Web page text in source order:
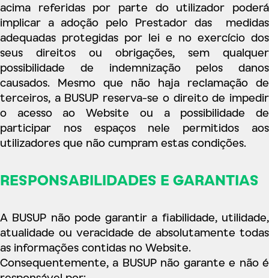
acima referidas por parte do utilizador poderá
implicar a adoção pelo Prestador das medidas
adequadas protegidas por lei e no exercício dos
seus direitos ou obrigações, sem qualquer
possibilidade de indemnização pelos danos
causados. Mesmo que não haja reclamação de
terceiros, a BUSUP reserva-se o direito de impedir
o acesso ao Website ou a possibilidade de
participar nos espaços nele permitidos aos
utilizadores que não cumpram estas condições.
RESPONSABILIDADES E GARANTIAS
A BUSUP não pode garantir a fiabilidade, utilidade,
atualidade ou veracidade de absolutamente todas
as informações contidas no Website.
Consequentemente, a BUSUP não garante e não é